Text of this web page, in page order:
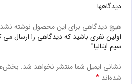
دیدگاهها
هیچ دیدگاهی برای این محصول نوشته
اولین نفری باشید که دیدگاهی را ارسال
سیم ایتالیا”
نشانی ایمیل شما منتشر نخواهد شد.
شده‌اند *